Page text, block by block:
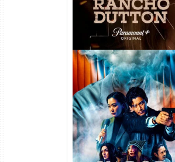
Vapor Humano 1ª
Torrent (2026) WEB-DL
Dual Áudio